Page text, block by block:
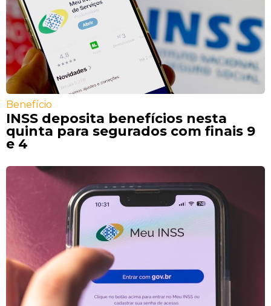
Benefício
INSS deposita benefícios nesta
quinta para segurados com finais 9
e 4